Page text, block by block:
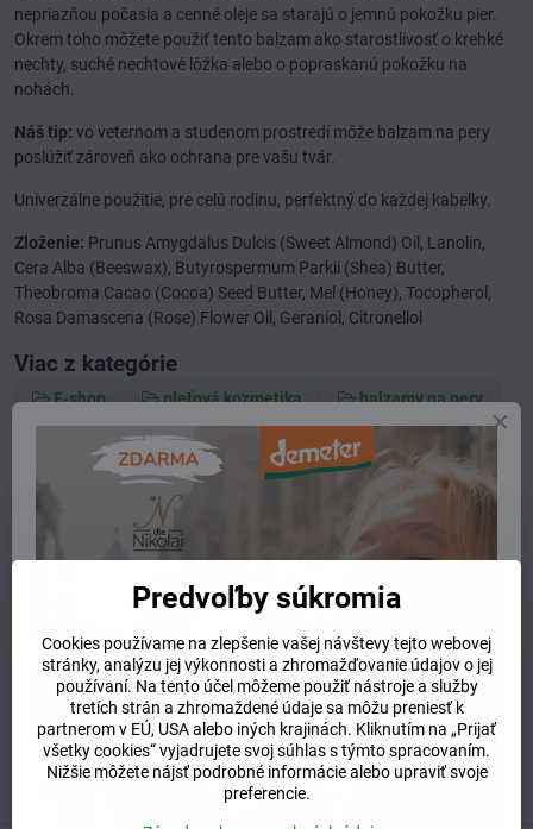
nepriazňou počasia a cenné oleje sa starajú o jemnú pokožku pier.
Okrem toho môžete použiť tento balzam ako starostlivosť o krehké
nechty, suché nechtové lôžka alebo o popraskanú pokožku na
nohách.
Náš tip: vo veternom a studenom prostredí môže balzam na pery
poslúžiť zároveň ako ochrana pre vašu tvár.
Univerzálne použitie, pre celú rodinu, perfektný do každej kabelky.
Zloženie: Prunus Amygdalus Dulcis (Sweet Almond) Oil, Lanolin,
Cera Alba (Beeswax), Butyrospermum Parkii (Shea) Butter,
Theobroma Cacao (Cocoa) Seed Butter, Mel (Honey), Tocopherol,
Rosa Damascena (Rose) Flower Oil, Geraniol, Citronellol
Viac z kategórie
E-shop pleťová kozmetika balzamy na pery
balzamy dekoratívna kozmetika
Potrebujete poradiť alebo pomôcť?
Kamenná predajňa
Ružinovská 40, 82103 Bratislava
Otváracie hodiny
UTOROK 10:00 - 15:00
STREDA 10:00 - 17:00
ŠTVRTOK 10:00 - 15:00
Predvoľby súkromia
Cookies používame na zlepšenie vašej návštevy tejto webovej
stránky, analýzu jej výkonnosti a zhromažďovanie údajov o jej
používaní. Na tento účel môžeme použiť nástroje a služby
tretích strán a zhromaždené údaje sa môžu preniesť k
partnerom v EÚ, USA alebo iných krajinách. Kliknutím na „Prijať
všetky cookies“ vyjadrujete svoj súhlas s týmto spracovaním.
Nižšie môžete nájsť podrobné informácie alebo upraviť svoje
preferencie.